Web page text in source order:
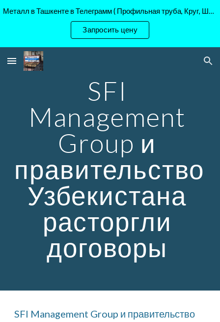
Skip to navigation
Металл в Ташкенте в Телеграмм ( Профильная труба, Круг, Шестигранник Ст45, 40Х, )
Запросить цену
SFI
Management
Group и
правительство
Узбекистана
расторгли
договоры
SFI Management Group и правительство